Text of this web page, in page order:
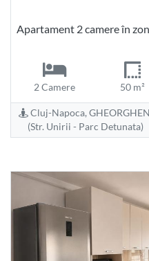
Apartament 2 camere în
2 Camere 50 m²
Cluj-Napoca,
(Str. Unirii - Parc Detunata)